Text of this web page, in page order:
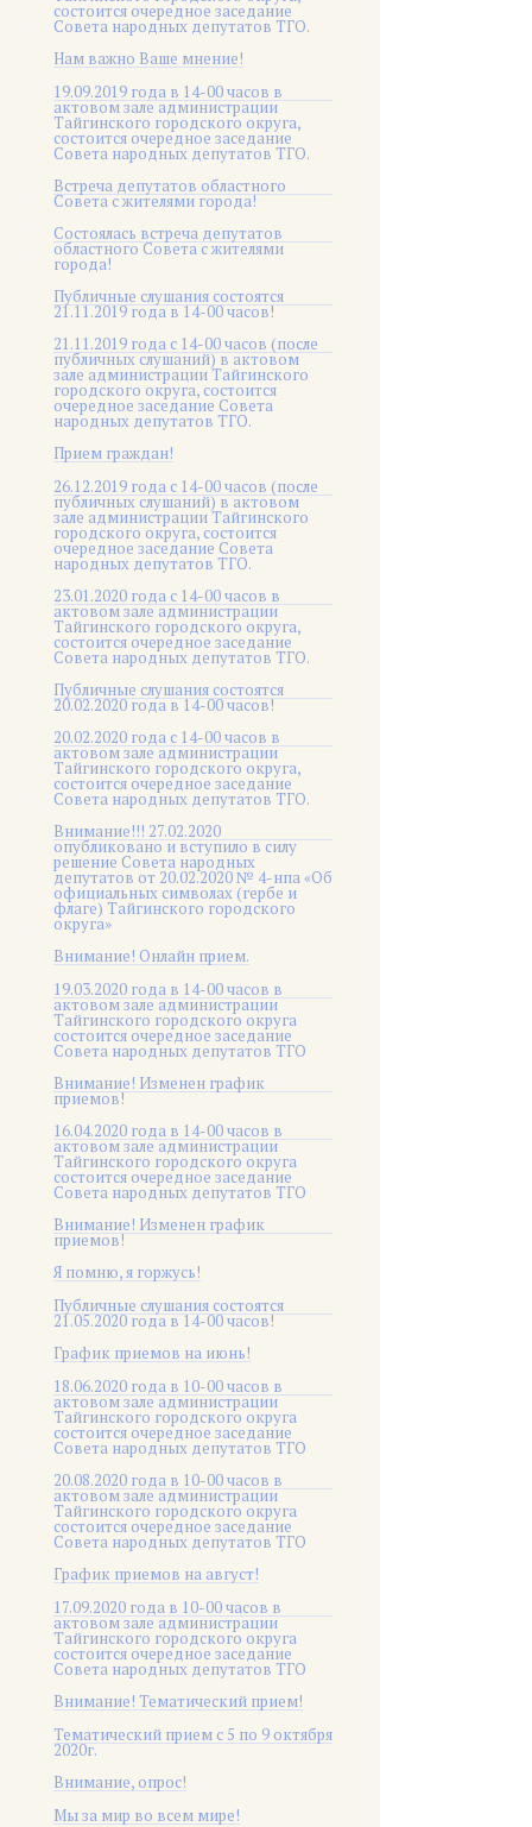
состоится очередное заседание
Совета народных депутатов ТГО.
Нам важно Ваше мнение!
19.09.2019 года в 14-00 часов в
актовом зале администрации
Тайгинского городского округа,
состоится очередное заседание
Совета народных депутатов ТГО.
Встреча депутатов областного
Совета с жителями города!
Состоялась встреча депутатов
областного Совета с жителями
города!
Публичные слушания состоятся
21.11.2019 года в 14-00 часов!
21.11.2019 года с 14-00 часов (после
публичных слушаний) в актовом
зале администрации Тайгинского
городского округа, состоится
очередное заседание Совета
народных депутатов ТГО.
Прием граждан!
26.12.2019 года с 14-00 часов (после
публичных слушаний) в актовом
зале администрации Тайгинского
городского округа, состоится
очередное заседание Совета
народных депутатов ТГО.
23.01.2020 года с 14-00 часов в
актовом зале администрации
Тайгинского городского округа,
состоится очередное заседание
Совета народных депутатов ТГО.
Публичные слушания состоятся
20.02.2020 года в 14-00 часов!
20.02.2020 года с 14-00 часов в
актовом зале администрации
Тайгинского городского округа,
состоится очередное заседание
Совета народных депутатов ТГО.
Внимание!!! 27.02.2020
опубликовано и вступило в силу
решение Совета народных
депутатов от 20.02.2020 № 4-нпа «Об
официальных символах (гербе и
флаге) Тайгинского городского
округа»
Внимание! Онлайн прием.
19.03.2020 года в 14-00 часов в
актовом зале администрации
Тайгинского городского округа
состоится очередное заседание
Совета народных депутатов ТГО
Внимание! Изменен график
приемов!
16.04.2020 года в 14-00 часов в
актовом зале администрации
Тайгинского городского округа
состоится очередное заседание
Совета народных депутатов ТГО
Внимание! Изменен график
приемов!
Я помню, я горжусь!
Публичные слушания состоятся
21.05.2020 года в 14-00 часов!
График приемов на июнь!
18.06.2020 года в 10-00 часов в
актовом зале администрации
Тайгинского городского округа
состоится очередное заседание
Совета народных депутатов ТГО
20.08.2020 года в 10-00 часов в
актовом зале администрации
Тайгинского городского округа
состоится очередное заседание
Совета народных депутатов ТГО
График приемов на август!
17.09.2020 года в 10-00 часов в
актовом зале администрации
Тайгинского городского округа
состоится очередное заседание
Совета народных депутатов ТГО
Внимание! Тематический прием!
Тематический прием с 5 по 9 октября
2020г.
Внимание, опрос!
Мы за мир во всем мире!